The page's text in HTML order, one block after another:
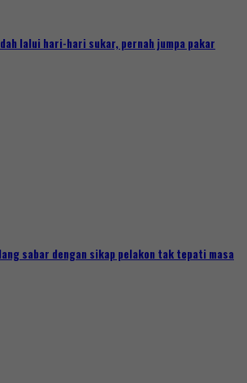
lalui hari-hari sukar, pernah jumpa pakar
sabar dengan sikap pelakon tak tepati masa